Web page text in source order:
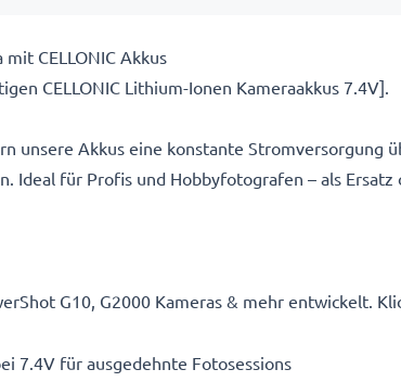
CELLONIC Akkus
CELLONIC Lithium-Ionen Kameraakkus 7.4V].
unsere Akkus eine konstante Stromversorgung
für Profis und Hobbyfotografen – als
G10, G2000 Kameras & mehr entwickelt.
7.4V für ausgedehnte Fotosessions